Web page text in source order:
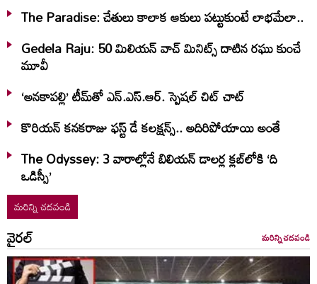
The Paradise: చేతులు కాలాక ఆకులు పట్టుకుంటే లాభమేలా..
Gedela Raju: 50 మిలియన్‌ వాచ్‌ మినిట్స్‌ దాటిన రఘు కుంచే
మూవీ
‘అనకాపల్లి’ టీమ్‌తో ఎన్.ఎస్.ఆర్. స్పెషల్ చిట్ చాట్
కొరియన్ కనకరాజు ఫస్ట్ డే కలక్షన్స్.. అదిరిపోయాయి అంతే
The Odyssey: 3 వారాల్లోనే బిలియన్‌ డాలర్ల క్లబ్‌లోకి ‘ది
ఒడిస్సీ’
మరిన్ని చదవండి
వైరల్ మరిన్ని చదవండి